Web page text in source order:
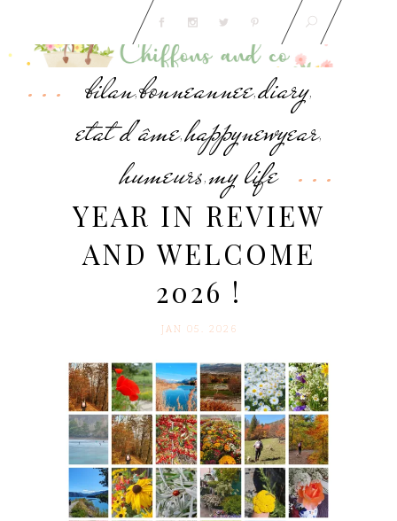
bilan,bonneannee,diary,
etat d'âme,happynewyear,
humeurs,my life
YEAR IN REVIEW
AND WELCOME
2026 !
JAN 05. 2026